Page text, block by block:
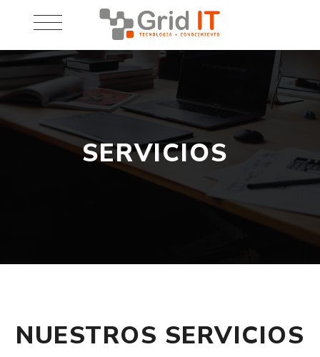
SERVICIOS
NUESTROS SERVICIOS